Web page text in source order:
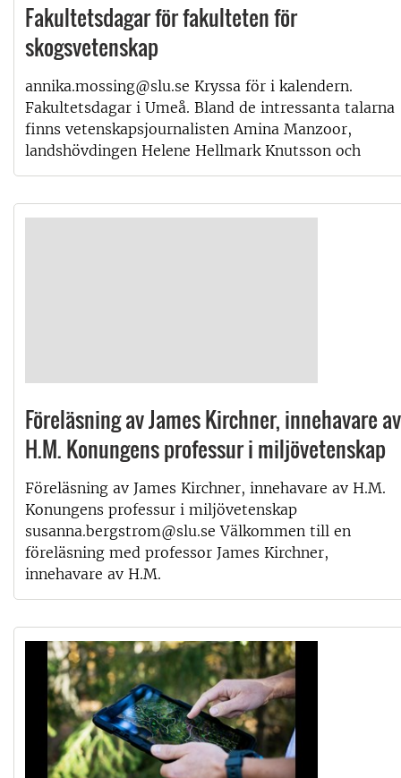
Fakultetsdagar för fakulteten för
skogsvetenskap
annika.mossing@slu.se Kryssa för i kalendern.
Fakultetsdagar i Umeå. Bland de intressanta talarna
finns vetenskapsjournalisten Amina Manzoor,
landshövdingen Helene Hellmark Knutsson och
Föreläsning av James Kirchner, innehavare av
H.M. Konungens professur i miljövetenskap
Föreläsning av James Kirchner, innehavare av H.M.
Konungens professur i miljövetenskap
susanna.bergstrom@slu.se Välkommen till en
föreläsning med professor James Kirchner,
innehavare av H.M.